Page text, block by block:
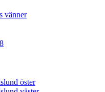
vänner
öster